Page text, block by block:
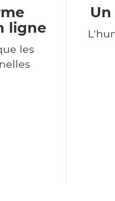
ligne
les